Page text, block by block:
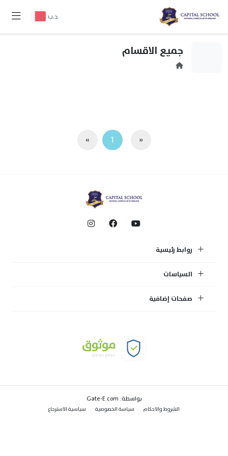
د.ب
جميع الاقسام
«
1
»
روابط رئيسية
السياسات
صفحات إضافية
بواسطة: Gate-E.com
الشروط والاحكام سياسة الخصوصية سياسية الاسترجاع